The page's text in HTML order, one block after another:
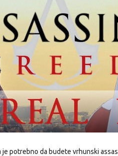
potrebno da budete vrhunski